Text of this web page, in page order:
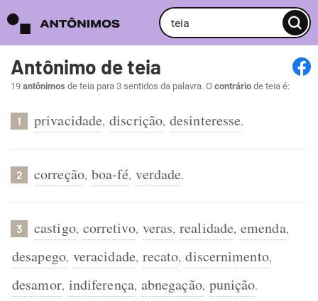
Antônimo de teia
19 antônimos de teia para 3 sentidos da palavra. O contrário de teia é:
1 privacidade, discrição, desinteresse.
2 correção, boa-fé, verdade.
3 castigo, corretivo, veras, realidade, emenda,
desapego, veracidade, recato, discernimento,
desamor, indiferença, abnegação, punição.